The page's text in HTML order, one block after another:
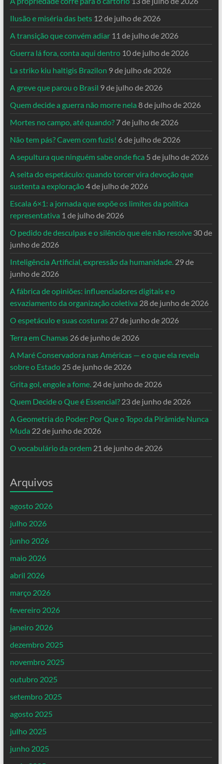
Ilusão e miséria das bets 12 de julho de 2026
A transição que convém adiar 11 de julho de 2026
Guerra lá fora, conta aqui dentro 10 de julho de 2026
La striko kiu haltigis Brazilon 9 de julho de 2026
A greve que parou o Brasil 9 de julho de 2026
Quem decide a guerra não morre nela 8 de julho de 2026
Mortes no campo, até quando? 7 de julho de 2026
Não tem pás? Cavem com fuzis! 6 de julho de 2026
A sepultura que ninguém sabe onde fica 5 de julho de 2026
A seita do espetáculo: quando torcer vira devoção que
sustenta a exploração4 de julho de 2026
Escala 6×1: a jornada que expõe os limites da política
representativa 1 de julho de 2026
O pedido de desculpas e o silêncio que ele não resolve 30 de
junho de 2026
Inteligência Artificial, expressão da humanidade. 29 de
junho de 2026
A fábrica de opiniões: influenciadores digitais e o
esvaziamento da organização coletiva 28 de junho de 2026
O espetáculo e suas costuras 27 de junho de 2026
Terra em Chamas 26 de junho de 2026
A Maré Conservadora nas Américas — e o que ela revela
sobre o Estado 25 de junho de 2026
Grita gol, engole a fome. 24 de junho de 2026
Quem Decide o Que é Essencial? 23 de junho de 2026
A Geometria do Poder: Por Que o Topo da Pirâmide Nunca
Muda 22 de junho de 2026
O vocabulário da ordem 21 de junho de 2026
Arquivos
agosto 2026
julho 2026
junho 2026
maio 2026
abril 2026
março 2026
fevereiro 2026
janeiro 2026
dezembro 2025
novembro 2025
outubro 2025
setembro 2025
agosto 2025
julho 2025
junho 2025